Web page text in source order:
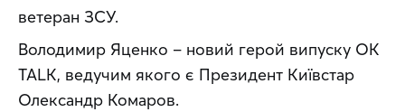
ветеран ЗСУ.
Володимир Яценко – новий герой випуску OK
TALK, ведучим якого є Президент Київстар
Олександр Комаров.